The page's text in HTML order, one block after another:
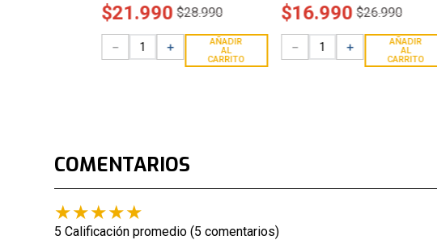
$21.990 $28.990
＋
－
AÑADIR
AL
CARRITO
$16.990 $26.990
＋
－
AÑADIR
AL
CARRITO
COMENTARIOS
★★★★★
5 Calificación promedio (5 comentarios)